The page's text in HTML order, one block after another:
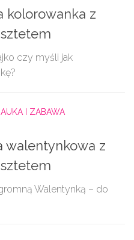
kolorowanka z
czy myśli jak
I ZABAWA
walentynkowa z
Walentynką – do